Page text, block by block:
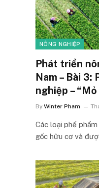
NÔNG NGHIỆP
Phát triển
Nam – Bài 3:
nghiệp –
By Winter Pham
Các loại phế
gốc hữu cơ và